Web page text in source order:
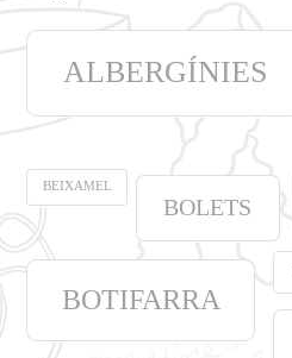
ALBERGÍNIES
BEIXAMEL
BOLETS
BOTIFARRA